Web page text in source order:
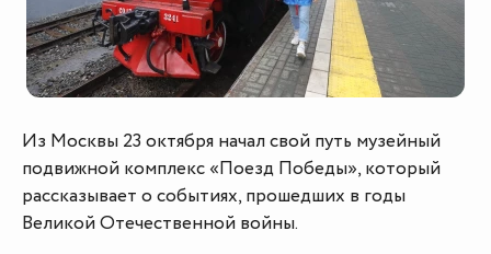
Из Москвы 23 октября начал свой путь музейный
подвижной комплекс «Поезд Победы», который
рассказывает о событиях, прошедших в годы
Великой Отечественной войны.